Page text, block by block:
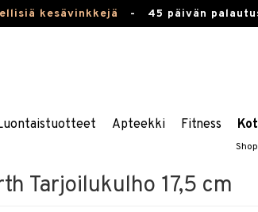
kesävinkkejä - 45 päivän
Apteekki Fitness
Tarjoilukulho 17,5 cm